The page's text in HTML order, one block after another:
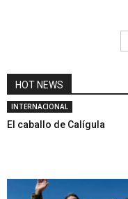
HOT NEWS
INTERNACIONAL
El caballo de Calígula